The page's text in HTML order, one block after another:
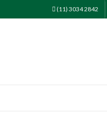
(11) 3034 2842